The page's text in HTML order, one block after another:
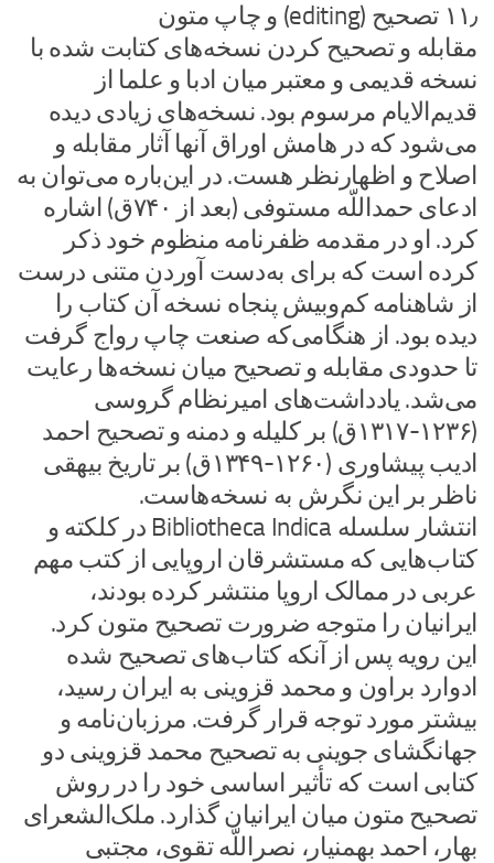
۱۱٫ تصحیح (editing) و چاپ متون
مقابله و تصحیح کردن نسخه‌های کتابت شده با
نسخه قدیمی و معتبر میان ادبا و علما از
قدیم‌الایام مرسوم بود. نسخه‌های زیادی دیده
می‌شود که در هامش اوراق آنها آثار مقابله و
اصلاح و اظهارنظر هست. در این‌باره می‌توان به
ادعای حمداللّه مستوفی (بعد از ۷۴۰ق) اشاره
کرد. او در مقدمه ظفرنامه منظوم خود ذکر
کرده است که برای به‌دست آوردن متنی درست
از شاهنامه کم‌وبیش پنجاه نسخه آن کتاب را
دیده بود. از هنگامی‌که صنعت چاپ رواج گرفت
تا حدودی مقابله و تصحیح میان نسخه‌ها رعایت
می‌شد. یادداشت‌های امیرنظام گروسی
(۱۲۳۶-۱۳۱۷ق) بر کلیله و دمنه و تصحیح احمد
ادیب پیشاوری (۱۲۶۰-۱۳۴۹ق) بر تاریخ بیهقی
ناظر بر این نگرش به نسخه‌هاست.
انتشار سلسله Bibliotheca Indica در کلکته و
کتاب‌هایی که مستشرقان اروپایی از کتب مهم
عربی در ممالک اروپا منتشر کرده بودند،
ایرانیان را متوجه ضرورت تصحیح متون کرد.
این رویه پس از آنکه کتاب‌های تصحیح شده
ادوارد براون و محمد قزوینی به ایران رسید،
بیشتر مورد توجه قرار گرفت. مرزبان‌نامه و
جهانگشای جوینی به تصحیح محمد قزوینی دو
کتابی است که تأثیر اساسی خود را در روش
تصحیح متون میان ایرانیان گذارد. ملک‌الشعرای
بهار، احمد بهمنیار، نصراللّه تقوی، مجتبی